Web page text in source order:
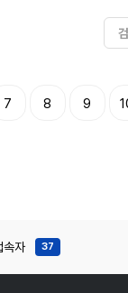
7 8 9
속자 37